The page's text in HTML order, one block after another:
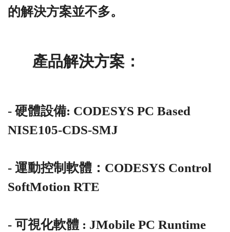
的解決方案並不多。
產品解決方案：
- 硬體設備: CODESYS PC Based
NISE105-CDS-SMJ
- 運動控制軟體：CODESYS Control
SoftMotion RTE
- 可視化軟體 : JMobile PC Runtime